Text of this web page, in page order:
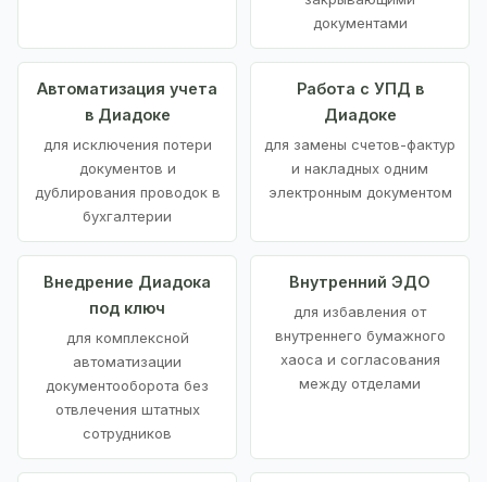
документами
Автоматизация учета
в Диадоке
для исключения потери
документов и
дублирования проводок в
бухгалтерии
Работа с УПД в
Диадоке
для замены счетов-фактур
и накладных одним
электронным документом
Внедрение Диадока
под ключ
для комплексной
автоматизации
документооборота без
отвлечения штатных
сотрудников
Внутренний ЭДО
для избавления от
внутреннего бумажного
хаоса и согласования
между отделами